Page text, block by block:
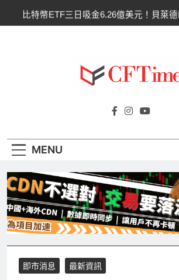
比特幣ETF三日吸金6.26億美元！貝萊德
4.79億，華爾街
以太幣區間壓縮！100日均線1,920成關
桿比率
比特幣ETF三日吸金6.26億美元！貝萊德
CLARITY法案最後闖關！開發者免責與總
Cftime.io
AI（ChatGPT）、區
MENU
即市消息 最新資訊